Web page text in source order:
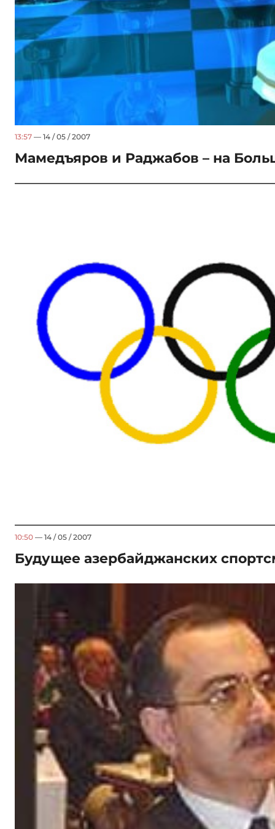
13:57 — 14 / 05 / 2007
Мамедъяров и Раджабов – на
10:50 — 14 / 05 / 2007
Будущее азербайджанских